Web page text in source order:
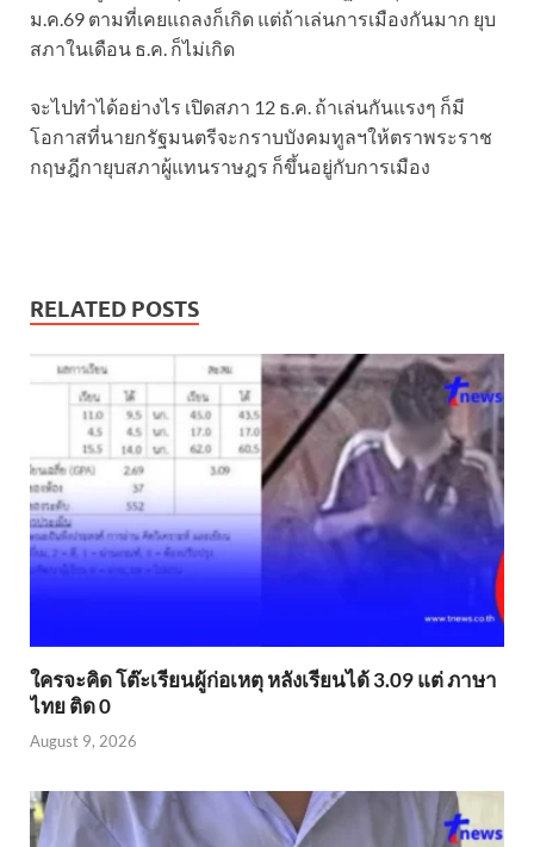
ม.ค.69 ตามที่เคยแถลงก็เกิด แต่ถ้าเล่นการเมืองกันมาก ยุบ
สภาในเดือน ธ.ค. ก็ไม่เกิด
จะไปทำได้อย่างไร เปิดสภา 12 ธ.ค. ถ้าเล่นกันแรงๆ ก็มี
โอกาสที่นายกรัฐมนตรีจะกราบบังคมทูลฯให้ตราพระราช
กฤษฎีกายุบสภาผู้แทนราษฎร ก็ขึ้นอยู่กับการเมือง
RELATED POSTS
ใครจะคิด โต๊ะเรียนผู้ก่อเหตุ หลังเรียนได้ 3.09 แต่ ภาษา
ไทย ติด 0
August 9, 2026